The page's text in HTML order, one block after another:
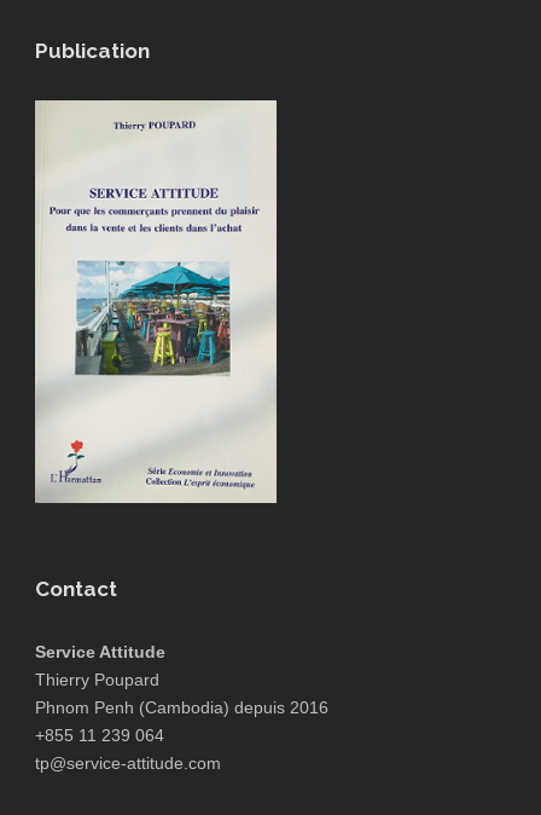
Publication
Contact
Service Attitude
Thierry Poupard
Phnom Penh (Cambodia) depuis 2016
+855 11 239 064
tp@service-attitude.com